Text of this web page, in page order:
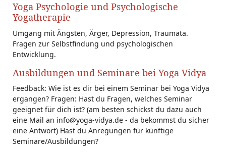
Yoga Psychologie und Psychologische
Yogatherapie
Umgang mit Ängsten, Ärger, Depression, Traumata.
Fragen zur Selbstfindung und psychologischen
Entwicklung.
Ausbildungen und Seminare bei Yoga Vidya
Feedback: Wie ist es dir bei einem Seminar bei Yoga Vidya
ergangen? Fragen: Hast du Fragen, welches Seminar
geeignet für dich ist? (am besten schickst du dazu auch
eine Mail an info@yoga-vidya.de - da bekommst du sicher
eine Antwort) Hast du Anregungen für künftige
Seminare/Ausbildungen?